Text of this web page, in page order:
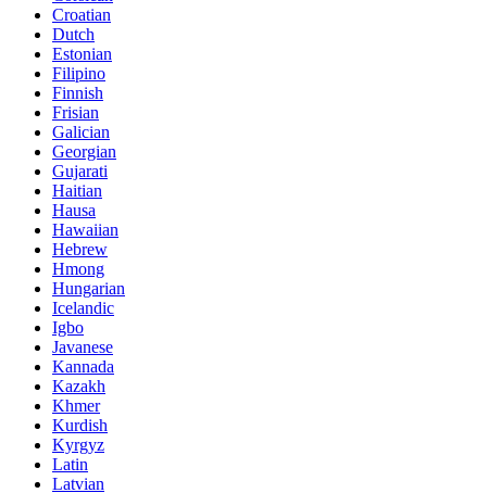
Croatian
Dutch
Estonian
Filipino
Finnish
Frisian
Galician
Georgian
Gujarati
Haitian
Hausa
Hawaiian
Hebrew
Hmong
Hungarian
Icelandic
Igbo
Javanese
Kannada
Kazakh
Khmer
Kurdish
Kyrgyz
Latin
Latvian